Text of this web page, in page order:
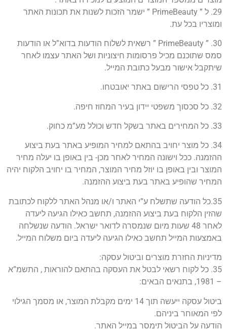
29. ל ” PrimeBeauty ” ישמר הזכות לשנות את תכונות האתר
ומוצריו בכל עת.
30. ” PrimeBeauty ” רשאית לשלוח הודעות בדוא”ל או הודעות
סמס שתוכנם מכיל פרסומות חיצוניות ושל האתר עצמו לאחר
שיתקבל אישור מבעל כתובת המייל.
31. כל טפסי הרישום באתר יאובטחו.
32. כל סכסוך משפטי יידון בעיר המחוז חיפה.
33. כל המחירים באתר בשקל חדש וכולל מע”מ כחוק.
34. כל מוצר יחויב בהתאם למחיר המופיע באתר בעת ביצוע
ההזמנה. ככל וישונה המחיר לאחר מכן- בין באופן בו יעלה מחיר
המוצר ובין באופן בו יוזל מחיר המוצר, המחיר בו יחויב הלקוח יהיה
המחיר שהופיע באתר בעת ביצוע ההזמנה.
35.כל הודעה שתשלח ע”י האתר ו/או מנהל האתר ללקוח לכתובת
שהזין הלקוח בעת ביצוע ההזמנה, תחשב כאילו הגיעה ליעדה
לאחר 48 שעות מיום שנמסרה לדואר ישראל. הודעה שנשלחה
באמצעות המייל תחשב כאילו הגיעה ליעדה ביום משלוח המייל.
מדיניות החזרת מוצרים וביטול עסקה:
35. כל לקוח רשאי לבטל את העסקה בהתאם להוראות , התשמ”א
– 1981, בתנאים הבאים:
ביטול עסקה ייעשה תוך 14 ימים מקבלת המוצר, או מסמך הגילוי
לפי המאוחר ביניהם.
הודעה על הביטול תימסר במייל האתר.